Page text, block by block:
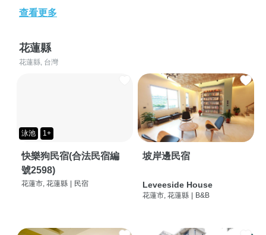
查看更多
花蓮縣
花蓮縣, 台灣
泳池 1+
快樂狗民宿(合法民宿編
號2598)
花蓮市, 花蓮縣 民宿
坡岸邊民宿
Leveeside House
花蓮市, 花蓮縣 B&B